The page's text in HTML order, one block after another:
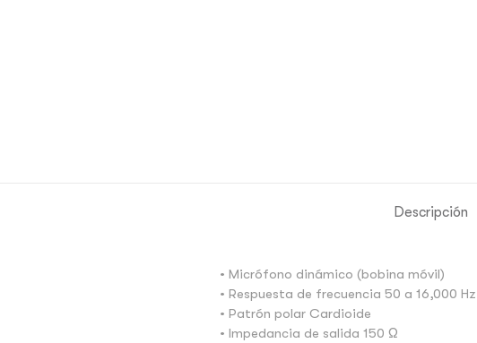
Descripción
• Micrófono dinámico (bobina móvil)
• Respuesta de frecuencia 50 a 16,000 Hz
• Patrón polar Cardioide
• Impedancia de salida 150 Ω